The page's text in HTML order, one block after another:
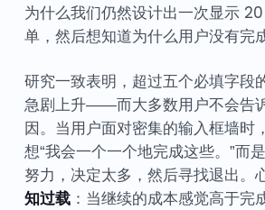
为什么我们仍然设计出一次显示
单，然后想知道为什么用户没有完
研究一致表明，超过五个必填字段
急剧上升——而大多数用户不会告
因。当用户面对密集的输入框墙时
想“我会一个一个地完成这些。”而
努力，决定太多，然后寻找退出。
知过载：当继续的成本感觉高于完